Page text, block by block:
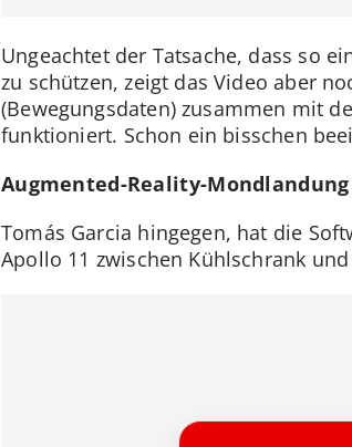
Ungeachtet der Tatsache, dass so
zu schützen, zeigt das Video aber
(Bewegungsdaten) zusammen mit
funktioniert. Schon ein bisschen
Augmented-Reality-Mondlandung
Tomás Garcia hingegen, hat die
Apollo 11 zwischen Kühlschrank